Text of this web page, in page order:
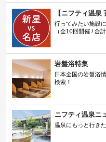
【ニフティ温泉
行ってみたい施設
（全10回開催 / 合
岩盤浴特集
日本全国の岩盤浴
検索！
ニフティ温泉ニ
温泉にもっと行き